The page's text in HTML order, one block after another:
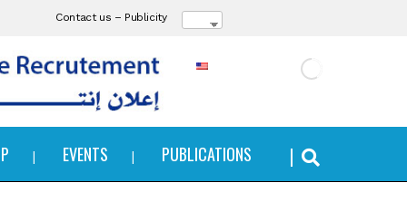
Contact us – Publicity
EVENTS PUBLICATIONS